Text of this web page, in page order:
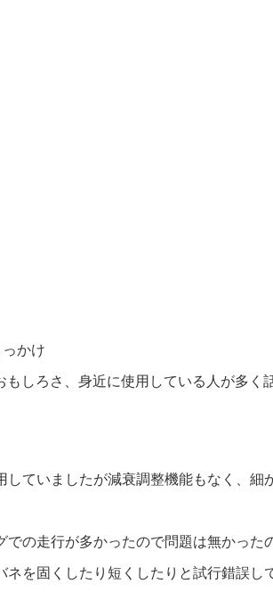
かけ
しろさ、身近に使用している人が多く
していましたが減衰調整機能もなく、細
での走行が多かったので問題は無かった
ネを固くしたり短くしたりと試行錯誤し